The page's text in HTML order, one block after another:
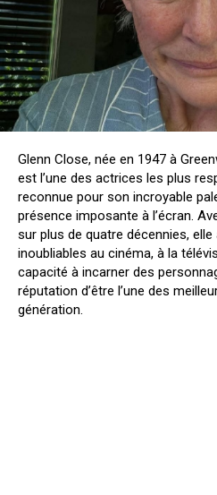
Glenn Close, née en 1947 à
est l’une des actrices les plus
reconnue pour son incroyable
présence imposante à l’écran.
sur plus de quatre décennies,
inoubliables au cinéma, à la
capacité à incarner des
réputation d’être l’une des
génération.